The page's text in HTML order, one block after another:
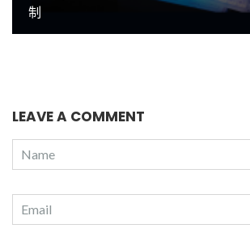
制
LEAVE A COMMENT